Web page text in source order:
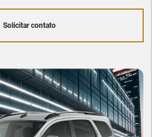
Solicitar contato